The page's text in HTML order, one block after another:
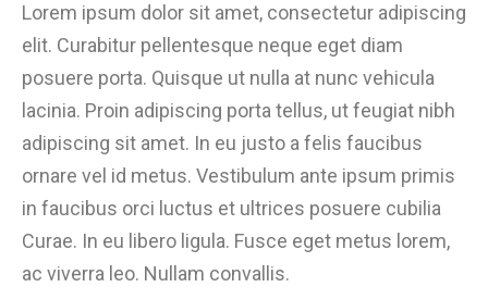
Lorem ipsum dolor sit amet, consectetur adipiscing
elit. Curabitur pellentesque neque eget diam
posuere porta. Quisque ut nulla at nunc vehicula
lacinia. Proin adipiscing porta tellus, ut feugiat nibh
adipiscing sit amet. In eu justo a felis faucibus
ornare vel id metus. Vestibulum ante ipsum primis
in faucibus orci luctus et ultrices posuere cubilia
Curae. In eu libero ligula. Fusce eget metus lorem,
ac viverra leo. Nullam convallis.